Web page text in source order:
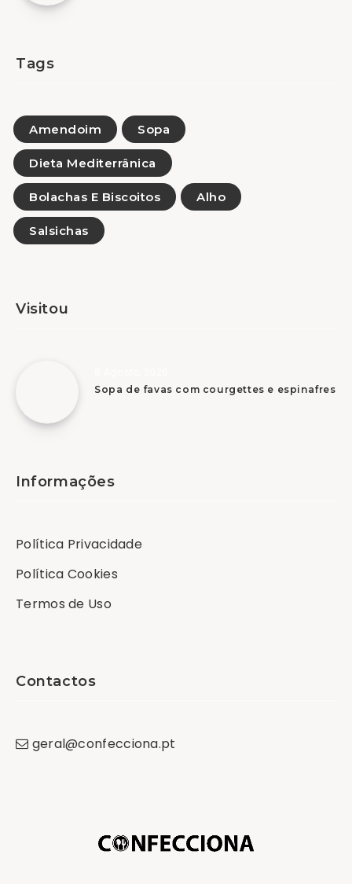
Tags
Amendoim Sopa
Dieta Mediterrânica
Bolachas E Biscoitos Alho
Salsichas
Visitou
Sopa de favas com courgettes e espinafres
Informações
Política Privacidade
Política Cookies
Termos de Uso
Contactos
geral@confecciona.pt